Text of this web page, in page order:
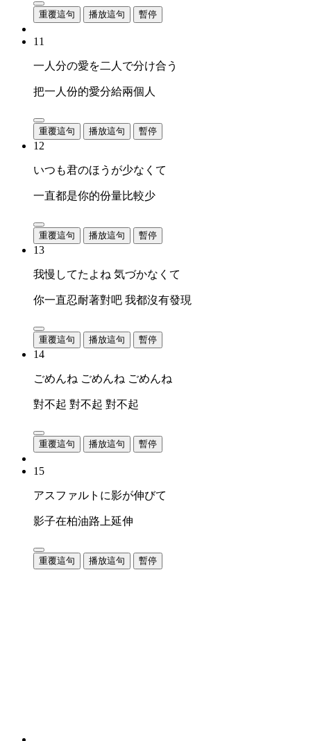
重覆這句 播放這句 暫停
11
一人分の愛を二人で分け合う
把一人份的愛分給兩個人
重覆這句 播放這句 暫停
12
いつも君のほうが少なくて
一直都是你的份量比較少
重覆這句 播放這句 暫停
13
我慢してたよね 気づかなくて
你一直忍耐著對吧 我都沒有發現
重覆這句 播放這句 暫停
14
ごめんね ごめんね ごめんね
對不起 對不起 對不起
重覆這句 播放這句 暫停
15
アスファルトに影が伸びて
影子在柏油路上延伸
重覆這句 播放這句 暫停